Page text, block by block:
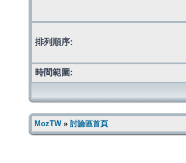
排列順序:
時間範圍:
MozTW» 討論區首頁